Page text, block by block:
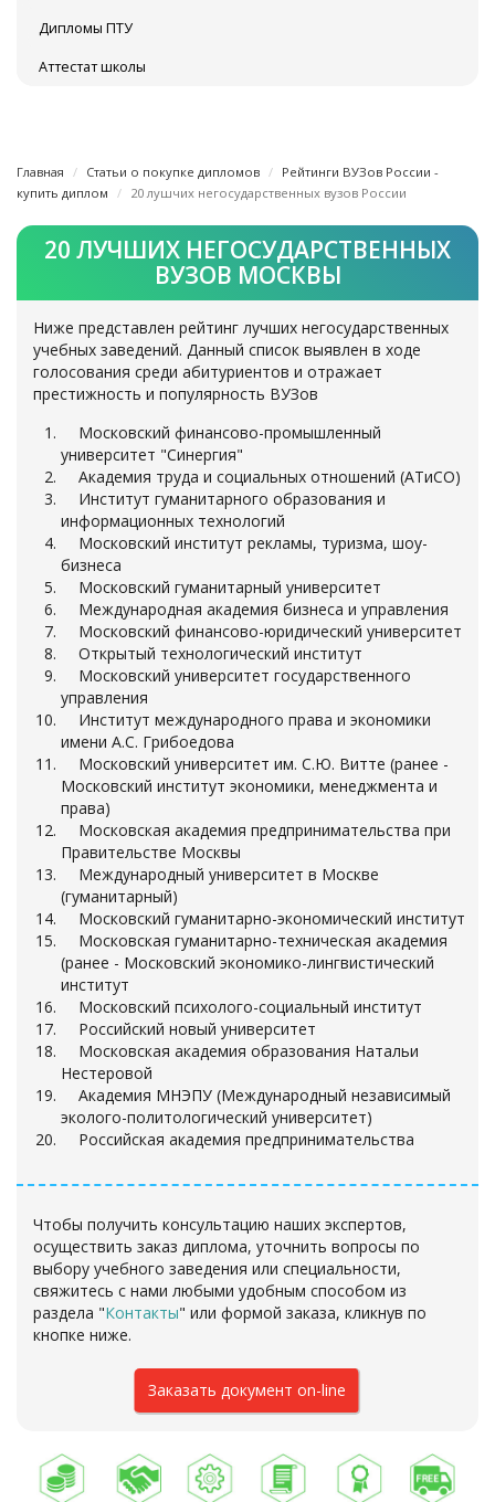
Дипломы ПТУ
Аттестат школы
Главная Статьи о покупке дипломов
Рейтинги ВУЗов России -
купить диплом
20 лушчих негосударственных вузов России
20 ЛУЧШИХ НЕГОСУДАРСТВЕННЫХ
ВУЗОВ МОСКВЫ
Ниже представлен рейтинг лучших негосударственных
учебных заведений. Данный список выявлен в ходе
голосования среди абитуриентов и отражает
престижность и популярность ВУЗов
Московский финансово-промышленный
университет "Синергия"
Академия труда и социальных отношений (АТиСО)
Институт гуманитарного образования и
информационных технологий
Московский институт рекламы, туризма, шоу-
бизнеса
Московский гуманитарный университет
Международная академия бизнеса и управления
Московский финансово-юридический университет
Открытый технологический институт
Московский университет государственного
управления
Институт международного права и экономики
имени А.С. Грибоедова
Московский университет им. С.Ю. Витте (ранее -
Московский институт экономики, менеджмента и
права)
Московская академия предпринимательства при
Правительстве Москвы
Международный университет в Москве
(гуманитарный)
Московский гуманитарно-экономический институт
Московская гуманитарно-техническая академия
(ранее - Московский экономико-лингвистический
институт
Московский психолого-социальный институт
Российский новый университет
Московская академия образования Натальи
Нестеровой
Академия МНЭПУ (Международный независимый
эколого-политологический университет)
Российская академия предпринимательства
Чтобы получить консультацию наших экспертов,
осуществить заказ диплома, уточнить вопросы по
выбору учебного заведения или специальности,
свяжитесь с нами любыми удобным способом из
раздела "Контакты" или формой заказа, кликнув по
кнопке ниже.
Заказать документ on-line